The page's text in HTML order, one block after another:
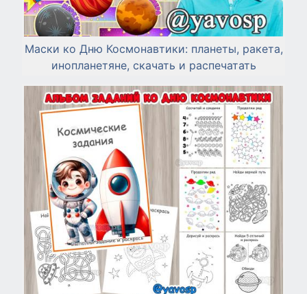
Маски ко Дню Космонавтики: планеты, ракета,
инопланетяне, скачать и распечатать